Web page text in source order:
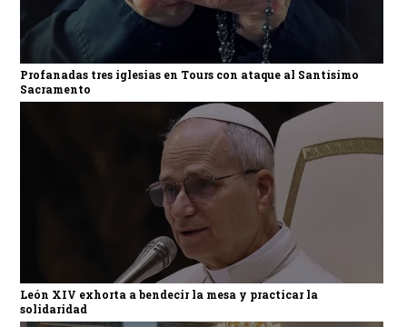
Profanadas tres iglesias en Tours con ataque al Santísimo
Sacramento
León XIV exhorta a bendecir la mesa y practicar la
solidaridad